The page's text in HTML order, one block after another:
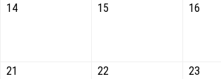
14 15 16
21 22 23